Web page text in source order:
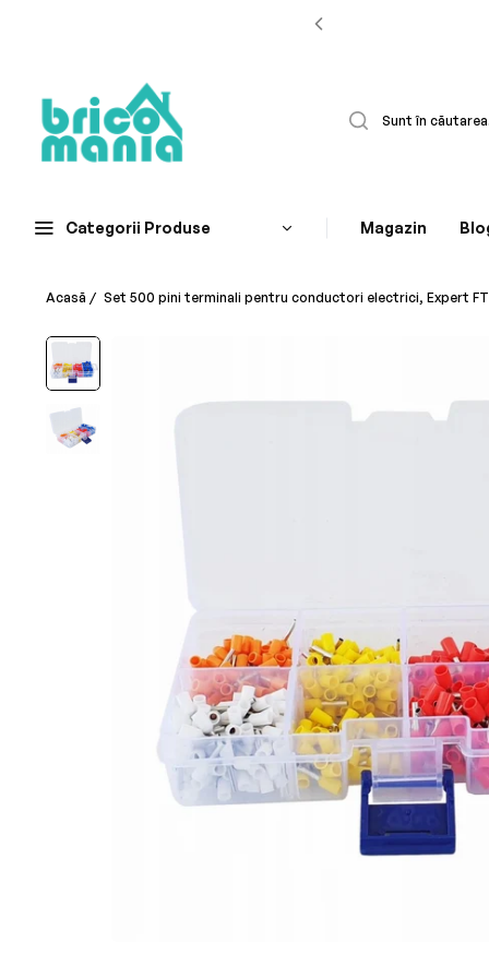
Categorii Produse Magazin
Acasă / Set 500 pini terminali pentru conductori electrici, Expert